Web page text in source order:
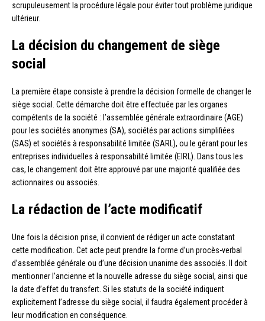
scrupuleusement la procédure légale pour éviter tout problème juridique
ultérieur.
La décision du changement de siège
social
La première étape consiste à prendre la décision formelle de changer le
siège social. Cette démarche doit être effectuée par les organes
compétents de la société : l’assemblée générale extraordinaire (AGE)
pour les sociétés anonymes (SA), sociétés par actions simplifiées
(SAS) et sociétés à responsabilité limitée (SARL), ou le gérant pour les
entreprises individuelles à responsabilité limitée (EIRL). Dans tous les
cas, le changement doit être approuvé par une majorité qualifiée des
actionnaires ou associés.
La rédaction de l’acte modificatif
Une fois la décision prise, il convient de rédiger un acte constatant
cette modification. Cet acte peut prendre la forme d’un procès-verbal
d’assemblée générale ou d’une décision unanime des associés. Il doit
mentionner l’ancienne et la nouvelle adresse du siège social, ainsi que
la date d’effet du transfert. Si les statuts de la société indiquent
explicitement l’adresse du siège social, il faudra également procéder à
leur modification en conséquence.